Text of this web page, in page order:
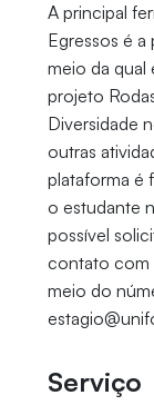
A principal
Egressos é a
meio da qual
projeto
Diversidade
outras
plataforma é
o estudante
possível
contato com
meio do
Serviço